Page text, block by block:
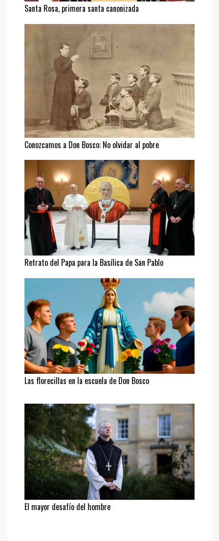
Santa Rosa, primera santa canonizada
Conozcamos a Don Bosco: No olvidar al pobre
Retrato del Papa para la Basílica de San Pablo
Las florecillas en la escuela de Don Bosco
El mayor desafío del hombre